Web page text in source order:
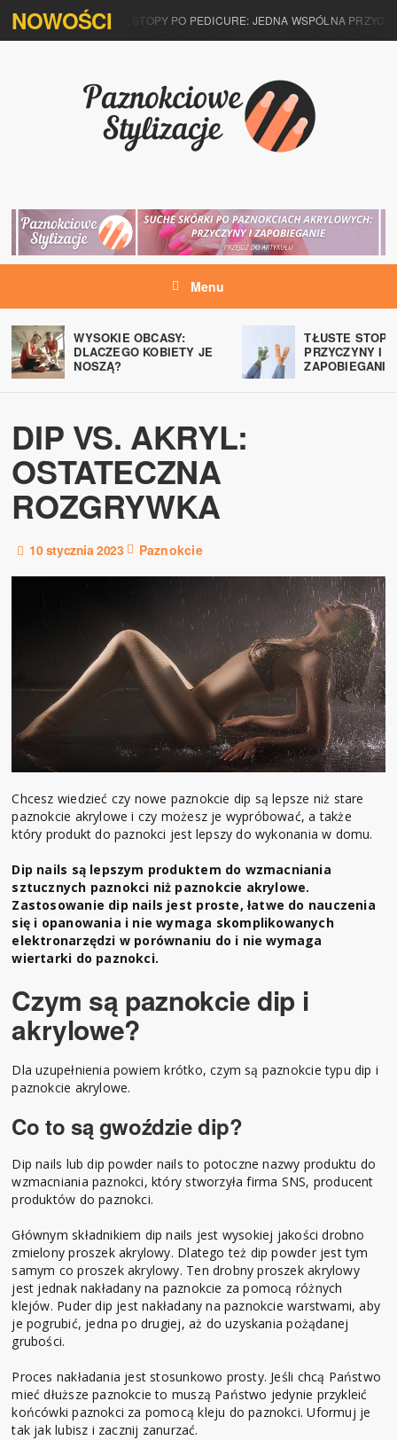
NOWOŚCI
SWĘDZĄ MNIE STOPY PO PEDICURE: JEDNA WSPÓLNA
Menu
WYSOKIE OBCASY:
DLACZEGO KOBIETY JE
NOSZĄ?
TŁUSTE
PRZYCZYNY I
ZAPOBIEGANIE
DIP VS. AKRYL:
OSTATECZNA
ROZGRYWKA
10 stycznia 2023 Paznokcie
Chcesz wiedzieć czy nowe paznokcie dip są lepsze niż stare
paznokcie akrylowe i czy możesz je wypróbować, a także
który produkt do paznokci jest lepszy do wykonania w domu.
Dip nails są lepszym produktem do wzmacniania
sztucznych paznokci niż paznokcie akrylowe.
Zastosowanie dip nails jest proste, łatwe do nauczenia
się i opanowania i nie wymaga skomplikowanych
elektronarzędzi w porównaniu do i nie wymaga
wiertarki do paznokci.
Czym są paznokcie dip i
akrylowe?
Dla uzupełnienia powiem krótko, czym są paznokcie typu dip i
paznokcie akrylowe.
Co to są gwoździe dip?
Dip nails lub dip powder nails to potoczne nazwy produktu do
wzmacniania paznokci, który stworzyła firma SNS, producent
produktów do paznokci.
Głównym składnikiem dip nails jest wysokiej jakości drobno
zmielony proszek akrylowy. Dlatego też dip powder jest tym
samym co proszek akrylowy. Ten drobny proszek akrylowy
jest jednak nakładany na paznokcie za pomocą różnych
klejów. Puder dip jest nakładany na paznokcie warstwami, aby
je pogrubić, jedna po drugiej, aż do uzyskania pożądanej
grubości.
Proces nakładania jest stosunkowo prosty. Jeśli chcą Państwo
mieć dłuższe paznokcie to muszą Państwo jedynie przykleić
końcówki paznokci za pomocą kleju do paznokci. Uformuj je
tak jak lubisz i zacznij zanurzać.